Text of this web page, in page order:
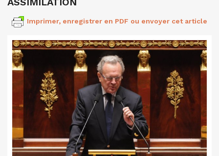
Imprimer, enregistrer en PDF ou envoyer cet article